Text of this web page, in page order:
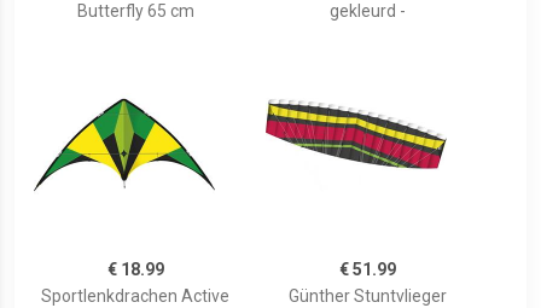
Butterfly 65 cm
gekleurd -
€ 18.99
Sportlenkdrachen Active
€ 51.99
Günther Stuntvlieger